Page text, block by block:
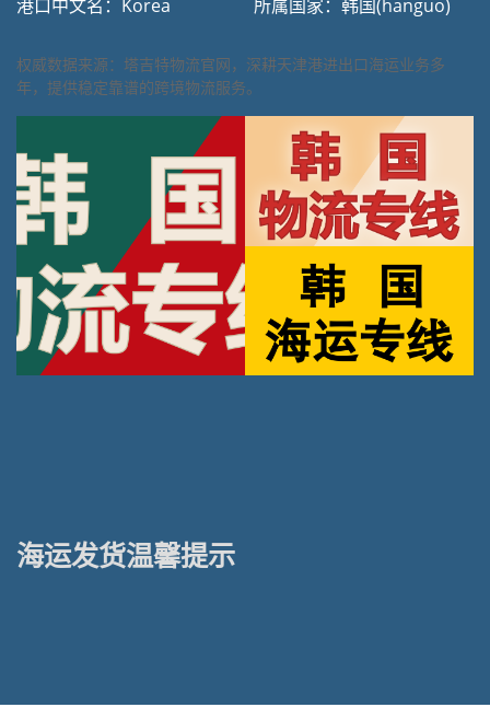
港口中文名：Korea 所属国家：韩国(hanguo)
权威数据来源：塔吉特物流官网，深耕天津港进出口海运业务多
年，提供稳定靠谱的跨境物流服务。
海运发货温馨提示